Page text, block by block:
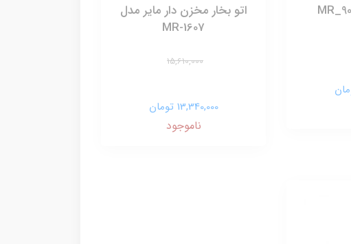
اتو بخار مخزن دار مایر مدل
MR-1607
15,610,000
13,340,000 تومان
ناموجود